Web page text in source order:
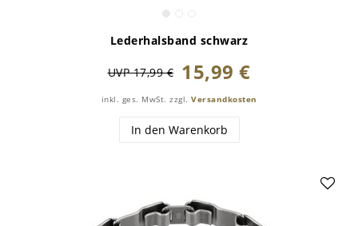
Lederhalsband schwarz
UVP 17,99 € 15,99 €
inkl. ges. MwSt. zzgl. Versandkosten
In den Warenkorb